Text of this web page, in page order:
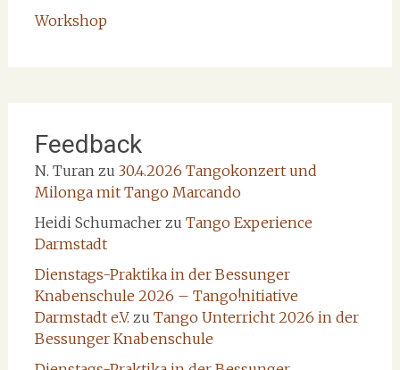
Workshop
Feedback
N. Turan zu 30.4.2026 Tangokonzert und
Milonga mit Tango Marcando
Heidi Schumacherzu Tango Experience
Darmstadt
Dienstags-Praktika in der Bessunger
Knabenschule 2026 – Tango!nitiative
Darmstadt e.V.zu Tango Unterricht 2026 in der
Bessunger Knabenschule